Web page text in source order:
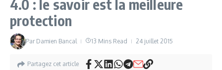
4.0 : le savoir est la meilleure
protection
Par Damien Bancal 13 Mins Read 24 juillet 2015
Partagez cet article